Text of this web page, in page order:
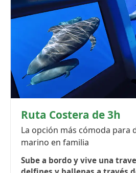
Ruta Costera de 3h
La opción más cómoda para
marino en familia
Sube a bordo y vive una
delfines y ballenas a través